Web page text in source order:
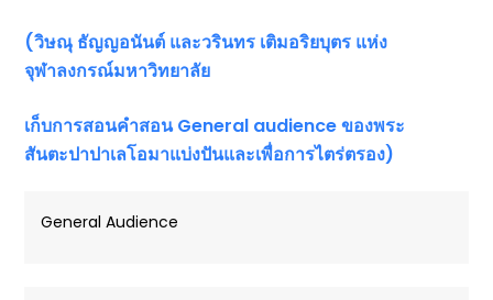
(วิษณุ ธัญญอนันต์ และวรินทร เติมอริยบุตร แห่ง
จุฬาลงกรณ์มหาวิทยาลัย
เก็บการสอนคำสอนGeneral audience ของพระ
สันตะปาปาเลโอมาแบ่งปันและเพื่อการไตร่ตรอง)
General Audience